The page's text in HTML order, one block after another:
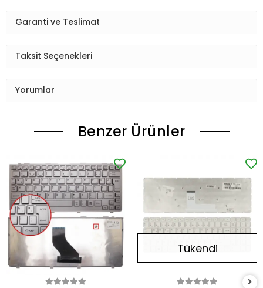
Garanti ve Teslimat
Taksit Seçenekleri
Yorumlar
Benzer Ürünler
Tükendi